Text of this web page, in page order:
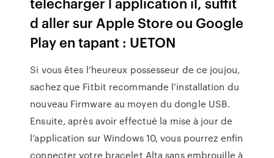
d aller sur Apple Store ou Google
Play en tapant : UETON
Si vous êtes l’heureux possesseur de ce joujou,
sachez que Fitbit recommande l’installation du
nouveau Firmware au moyen du dongle USB.
Ensuite, après avoir effectué la mise à jour de
l’application sur Windows 10, vous pourrez enfin
connecter votre bracelet Alta sans embrouille à